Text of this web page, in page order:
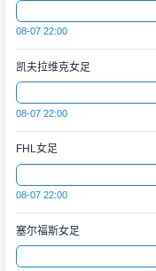
08-07 22:00
凯夫拉维克女足
08-07 22:00
FHL女足
08-07 22:00
塞尔福斯女足